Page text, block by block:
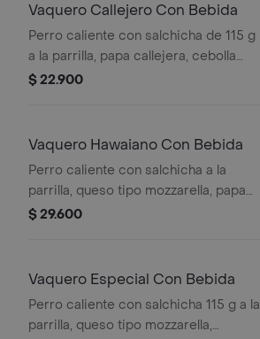
Vaquero Callejero Con Bebida
Perro caliente con salchicha de 115 g
a la parrilla, papa callejera, cebolla
picada, salsa blanca, salsa de tomate
$ 22.900
Vaquero Hawaiano Con Bebida
Perro caliente con salchicha a la
parrilla, queso tipo mozzarella, papa
callejera, piña, salsa blanca y salsa de
$ 29.600
Vaquero Especial Con Bebida
Perro caliente con salchicha 115 g a la
parrilla, queso tipo mozzarella,